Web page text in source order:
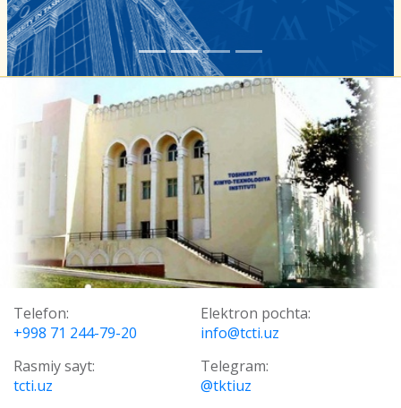
Telefon:
+998 71 244-79-20
Elektron pochta:
info@tcti.uz
Rasmiy sayt:
tcti.uz
Telegram:
@tktiuz